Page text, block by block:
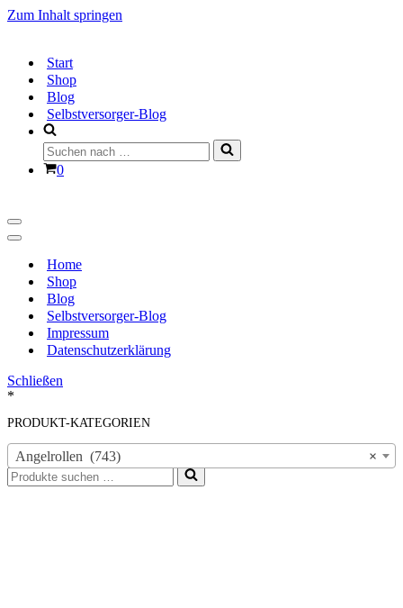
Zum Inhalt springen
Start
Shop
Blog
Selbstversorger-Blog
Suchen
nach …
Warenkorb
0
Navigationsmenü
Navigationsmenü
Home
Shop
Blog
Selbstversorger-Blog
Impressum
Datenschutzerklärung
Schließen
*
PRODUKT-KATEGORIEN
×
Angelrollen (743)
Suchen
nach …